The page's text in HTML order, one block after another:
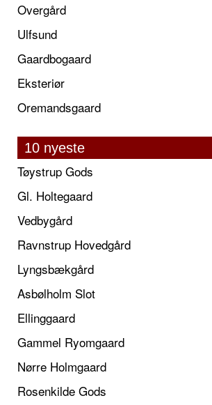
Overgård
Ulfsund
Gaardbogaard
Eksteriør
Oremandsgaard
10 nyeste
Tøystrup Gods
Gl. Holtegaard
Vedbygård
Ravnstrup Hovedgård
Lyngsbækgård
Asbølholm Slot
Ellinggaard
Gammel Ryomgaard
Nørre Holmgaard
Rosenkilde Gods